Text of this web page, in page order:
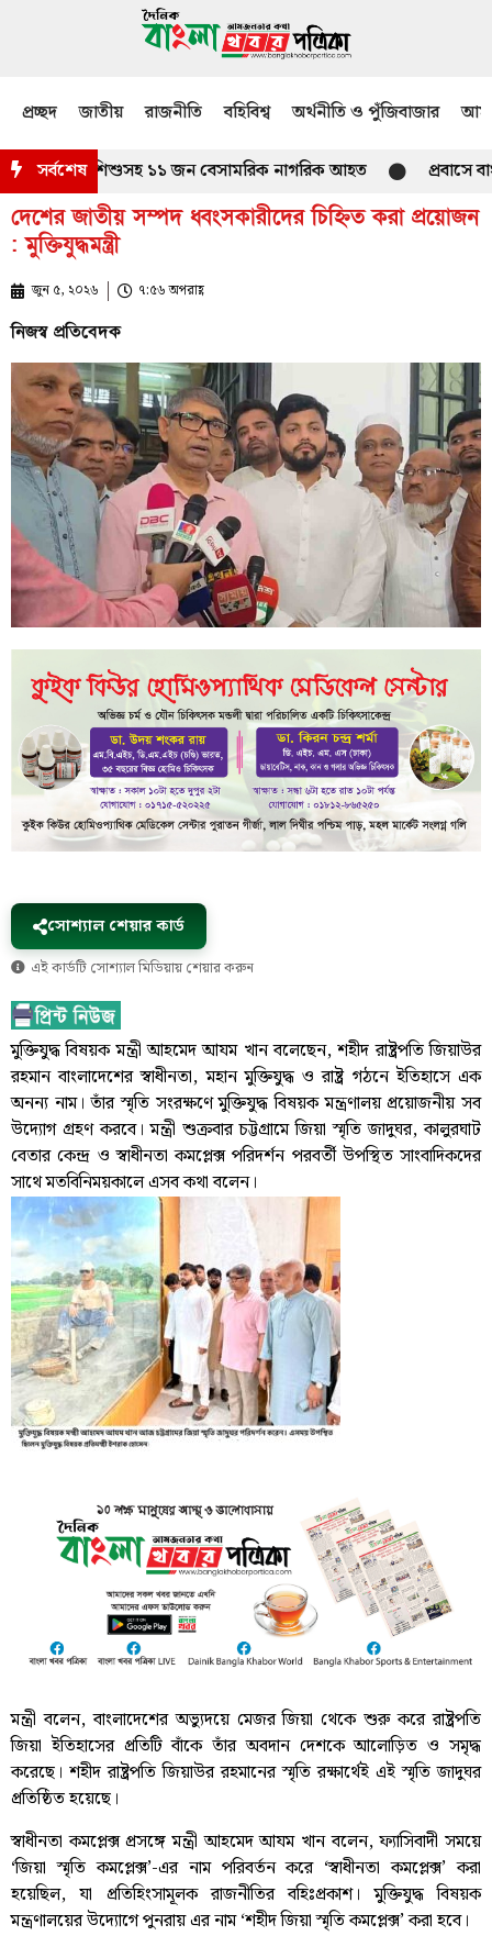
প্রচ্ছদ জাতীয় রাজনীতি বহিবিশ্ব অর্থনীতি ও পুঁজিবাজার
সর্বশেষ
শিশুসহ ১১ জন বেসামরিক নাগরিক আহত প্রবাসে
দেশের জাতীয় সম্পদ ধ্বংসকারীদের চিহ্নিত করা প্রয়োজন
: মুক্তিযুদ্ধমন্ত্রী
জুন ৫, ২০২৬ ৭:৫৬ অপরাহ্ণ
নিজস্ব প্রতিবেদক
সোশ্যাল শেয়ার কার্ড
এই কার্ডটি সোশ্যাল মিডিয়ায় শেয়ার করুন
মুক্তিযুদ্ধ বিষয়ক মন্ত্রী আহমেদ আযম খান বলেছেন, শহীদ রাষ্ট্রপতি জিয়াউর
রহমান বাংলাদেশের স্বাধীনতা, মহান মুক্তিযুদ্ধ ও রাষ্ট্র গঠনে ইতিহাসে এক
অনন্য নাম। তাঁর স্মৃতি সংরক্ষণে মুক্তিযুদ্ধ বিষয়ক মন্ত্রণালয় প্রয়োজনীয় সব
উদ্যোগ গ্রহণ করবে। মন্ত্রী শুক্রবার চট্টগ্রামে জিয়া স্মৃতি জাদুঘর, কালুরঘাট
বেতার কেন্দ্র ও স্বাধীনতা কমপ্লেক্স পরিদর্শন পরবর্তী উপস্থিত সাংবাদিকদের
সাথে মতবিনিময়কালে এসব কথা বলেন।
মন্ত্রী বলেন, বাংলাদেশের অভ্যুদয়ে মেজর জিয়া থেকে শুরু করে রাষ্ট্রপতি
জিয়া ইতিহাসের প্রতিটি বাঁকে তাঁর অবদান দেশকে আলোড়িত ও সমৃদ্ধ
করেছে। শহীদ রাষ্ট্রপতি জিয়াউর রহমানের স্মৃতি রক্ষার্থেই এই স্মৃতি জাদুঘর
প্রতিষ্ঠিত হয়েছে।
স্বাধীনতা কমপ্লেক্স প্রসঙ্গে মন্ত্রী আহমেদ আযম খান বলেন, ফ্যাসিবাদী সময়ে
‘জিয়া স্মৃতি কমপ্লেক্স’-এর নাম পরিবর্তন করে ‘স্বাধীনতা কমপ্লেক্স’ করা
হয়েছিল, যা প্রতিহিংসামূলক রাজনীতির বহিঃপ্রকাশ। মুক্তিযুদ্ধ বিষয়ক
মন্ত্রণালয়ের উদ্যোগে পুনরায় এর নাম ‘শহীদ জিয়া স্মৃতি কমপ্লেক্স’ করা হবে।